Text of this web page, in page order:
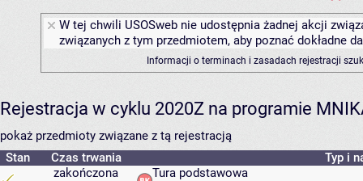
W tej chwili USOSweb nie udostępnia żadnej akcji
związanych z tym przedmiotem, aby poznać dokładne
Informacji o terminach i zasadach rejestracji
Rejestracja w cyklu 2020Z na programie
pokaż przedmioty związane z tą rejestracją
Stan
Czas trwania
Typ i
zakończona
Tura podstawowa